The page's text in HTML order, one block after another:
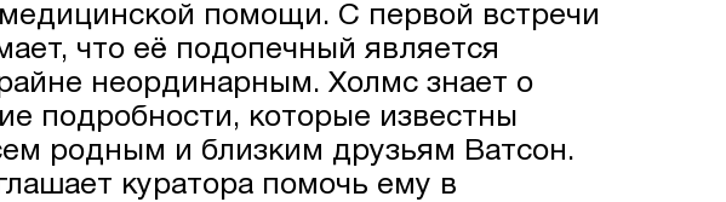
медицинской помощи. С первой встречи
что её подопечный является
неординарным. Холмс знает о
подробности, которые известны
родным и близким друзьям Ватсон.
куратора помочь ему в